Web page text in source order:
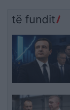
të fundit